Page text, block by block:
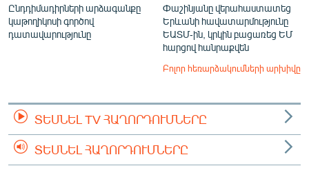
Ընդդիմադիրների արձագանքը
կաթողիկոսի գործով
դատավարությունը
Փաշինյանը վերահաստատեց
Երևանի հավատարմությունը
ԵԱՏՄ-ին, կրկին բացառեց ԵՄ
հարցով հանրաքվեն
Բոլոր հեռարձակումների արխիվը
ՏԵՍՆԵԼ TV ՀԱՂՈՐԴՈՒՄՆԵՐԸ
ՏԵՍՆԵԼ ՀԱՂՈՐԴՈՒՄՆԵՐԸ